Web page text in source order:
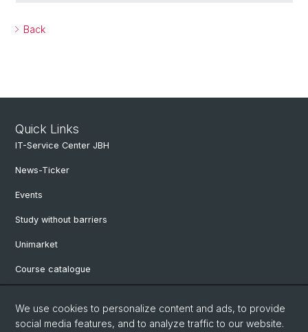
Back
Quick Links
IT-Service Center JBH
News-Ticker
Events
Study without barriers
Unimarket
Course catalogue
We use cookies to personalize content and ads, to provide
social media features, and to analyze traffic to our website.